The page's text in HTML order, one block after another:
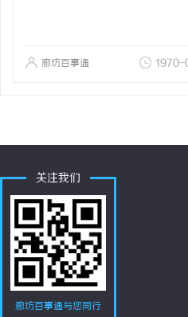
廊坊百事通 1970-
关注我们
廊坊百事通与您同行